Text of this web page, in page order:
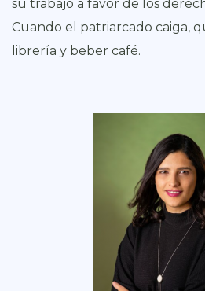
su trabajo a favor de los
Cuando el patriarcado caiga,
librería y beber café.